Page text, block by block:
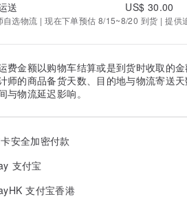
送
US$ 30.00
自选物流 | 现在下单预估 8/15~8/20 到货 | 提供
费金额以购物车结算或是到货时收取的金
师的商品备货天数、目的地与物流寄送
与物流延迟影响。
安全加密付款
支付宝
支付宝香港